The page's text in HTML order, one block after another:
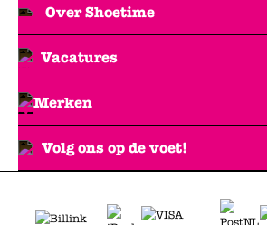
Over Shoetime
Vacatures
Merken
Volg ons op de voet!